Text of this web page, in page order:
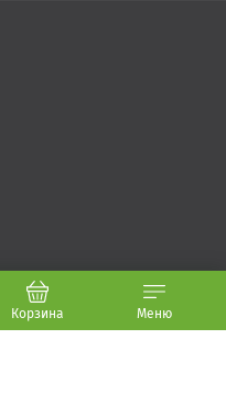
Корзина Меню